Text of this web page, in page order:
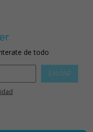
de todo
ENVIAR